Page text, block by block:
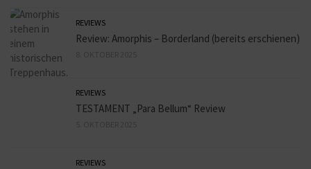
REVIEWS
Review: Amorphis – Borderland (bereits erschienen)
REVIEWS
TESTAMENT „Para Bellum“ Review
REVIEWS